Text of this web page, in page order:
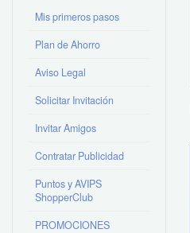
Mis primeros pasos
Plan de Ahorro
Aviso Legal
Solicitar Invitación
Invitar Amigos
Contratar Publicidad
Puntos y AVIPS
ShopperClub
PROMOCIONES